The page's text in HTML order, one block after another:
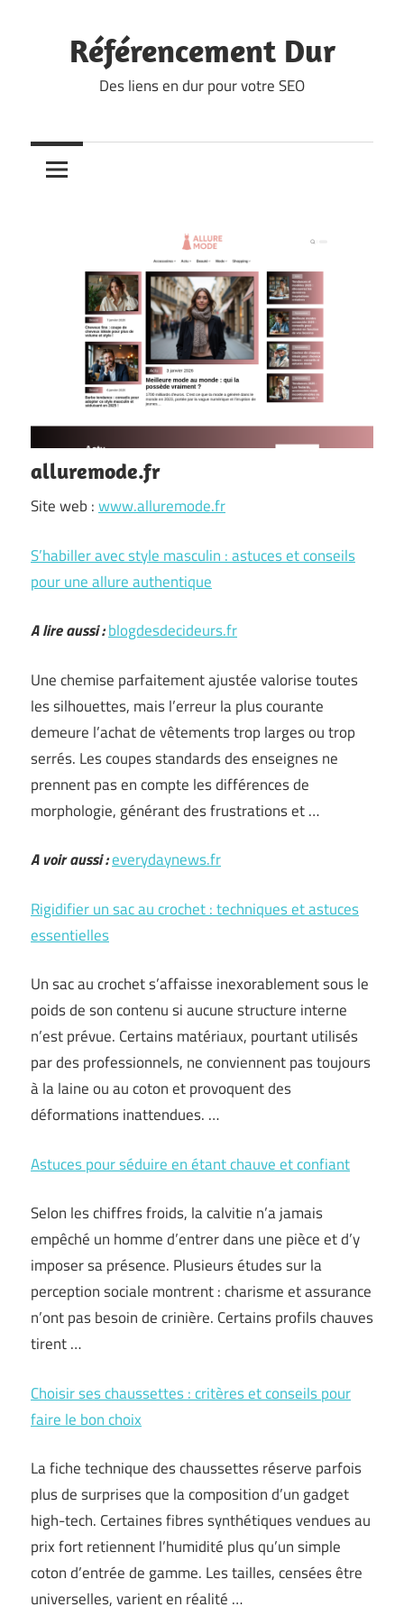
contentRéférencement Dur
Des liens en dur pour votre SEO
alluremode.fr
Site web :www.alluremode.fr
S’habiller avec style masculin : astuces et conseils
pour une allure authentique
A lire aussi :blogdesdecideurs.fr
Une chemise parfaitement ajustée valorise toutes
les silhouettes, mais l’erreur la plus courante
demeure l’achat de vêtements trop larges ou trop
serrés. Les coupes standards des enseignes ne
prennent pas en compte les différences de
morphologie, générant des frustrations et …
A voir aussi :everydaynews.fr
Rigidifier un sac au crochet : techniques et astuces
essentielles
Un sac au crochet s’affaisse inexorablement sous le
poids de son contenu si aucune structure interne
n’est prévue. Certains matériaux, pourtant utilisés
par des professionnels, ne conviennent pas toujours
à la laine ou au coton et provoquent des
déformations inattendues. …
Astuces pour séduire en étant chauve et confiant
Selon les chiffres froids, la calvitie n’a jamais
empêché un homme d’entrer dans une pièce et d’y
imposer sa présence. Plusieurs études sur la
perception sociale montrent : charisme et assurance
n’ont pas besoin de crinière. Certains profils chauves
tirent …
Choisir ses chaussettes : critères et conseils pour
faire le bon choix
La fiche technique des chaussettes réserve parfois
plus de surprises que la composition d’un gadget
high-tech. Certaines fibres synthétiques vendues au
prix fort retiennent l’humidité plus qu’un simple
coton d’entrée de gamme. Les tailles, censées être
universelles, varient en réalité …